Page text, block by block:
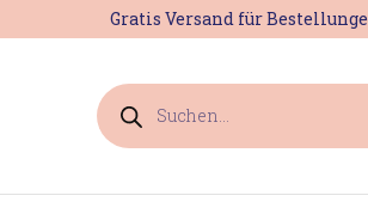
Gratis Versand für
Products
search